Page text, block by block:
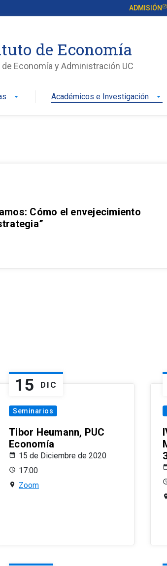
ADMISIÓN
de Economía
de Economía y Administración UC
arrow_drop_down Académicos e Investigación arrow_drop_down
Cómo el envejecimiento
15 DIC
Seminarios
Tibor Heumann, PUC
Economía
15 de Diciembre de 2020
17:00
Zoom